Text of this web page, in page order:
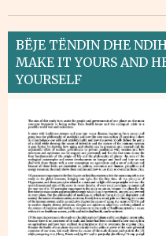
BËJE TËNDIN DHE
MAKE IT YOURS AND
YOURSELF